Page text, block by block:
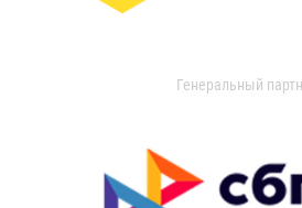
Генеральный